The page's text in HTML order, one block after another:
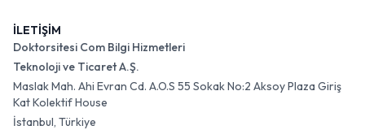
İLETİŞİM
Doktorsitesi Com Bilgi Hizmetleri
Teknoloji ve Ticaret A.Ş.
Maslak Mah. Ahi Evran Cd. A.O.S 55 Sokak No:2 Aksoy Plaza Giriş
Kat Kolektif House
İstanbul, Türkiye